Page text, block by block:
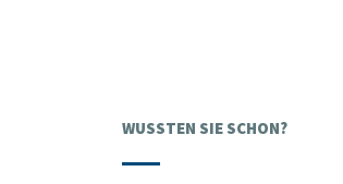
WUSSTEN SIE SCHON?